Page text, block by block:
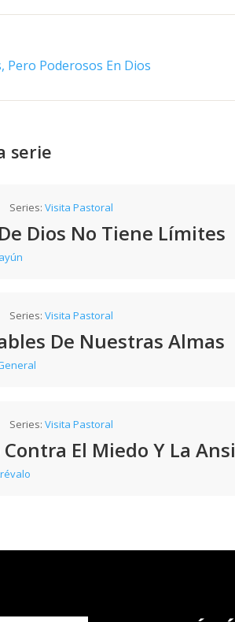
Pero Poderosos En Dios
serie
Series:Visita Pastoral
Dios No Tiene Límites
Series:Visita Pastoral
De Nuestras Almas
Series:Visita Pastoral
El Miedo Y La